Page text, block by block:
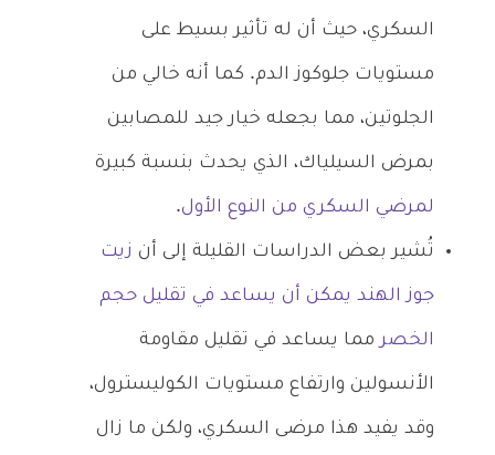
السكري، حيث أن له تأثير بسيط على
مستويات جلوكوز الدم. كما أنه خالي من
الجلوتين، مما بجعله خيار جيد للمصابين
بمرض السيلياك، الذي يحدث بنسبة كبيرة
لمرضي السكري من النوع الأول.
تُشير بعض الدراسات القليلة إلى أن زيت
جوز الهند يمكن أن يساعد في تقليل حجم
الخصرمما يساعد في تقليل مقاومة
الأنسولين وارتفاع مستويات الكوليسترول،
وقد يفيد هذا مرضى السكري، ولكن ما زال